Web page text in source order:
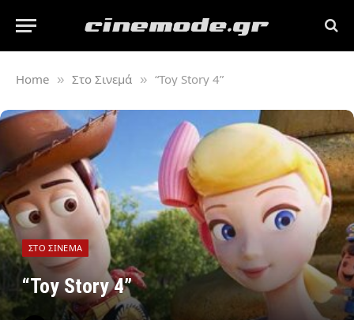
Home » Στο Σινεμά » “Toy Story 4”
ΣΤΟ ΣΙΝΕΜΆ
“Toy Story 4”